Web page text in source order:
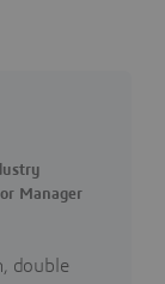
Manager
double